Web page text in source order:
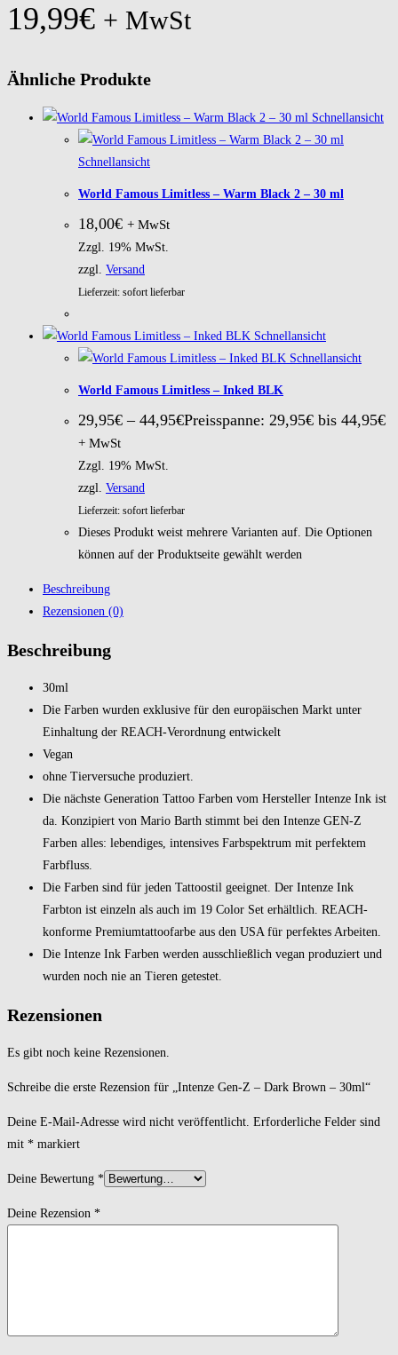
19,99€ + MwSt
Ähnliche Produkte
Schnellansicht
Schnellansicht
World Famous Limitless – Warm Black 2 – 30 ml
18,00€ + MwSt
Zzgl. 19% MwSt.
zzgl. Versand
Lieferzeit: sofort lieferbar
Schnellansicht
Schnellansicht
World Famous Limitless – Inked BLK
29,95€ – 44,95€Preisspanne: 29,95€ bis 44,95€
+ MwSt
Zzgl. 19% MwSt.
zzgl. Versand
Lieferzeit: sofort lieferbar
Dieses Produkt weist mehrere Varianten auf. Die Optionen
können auf der Produktseite gewählt werden
Beschreibung
Rezensionen (0)
Beschreibung
30ml
Die Farben wurden exklusive für den europäischen Markt unter
Einhaltung der REACH-Verordnung entwickelt
Vegan
ohne Tierversuche produziert.
Die nächste Generation Tattoo Farben vom Hersteller Intenze Ink ist
da. Konzipiert von Mario Barth stimmt bei den Intenze GEN-Z
Farben alles: lebendiges, intensives Farbspektrum mit perfektem
Farbfluss.
Die Farben sind für jeden Tattoostil geeignet. Der Intenze Ink
Farbton ist einzeln als auch im 19 Color Set erhältlich. REACH-
konforme Premiumtattoofarbe aus den USA für perfektes Arbeiten.
Die Intenze Ink Farben werden ausschließlich vegan produziert und
wurden noch nie an Tieren getestet.
Rezensionen
Es gibt noch keine Rezensionen.
Schreibe die erste Rezension für „Intenze Gen-Z – Dark Brown – 30ml“
Deine E-Mail-Adresse wird nicht veröffentlicht. Erforderliche Felder sind
mit * markiert
Deine Bewertung *
Deine Rezension *